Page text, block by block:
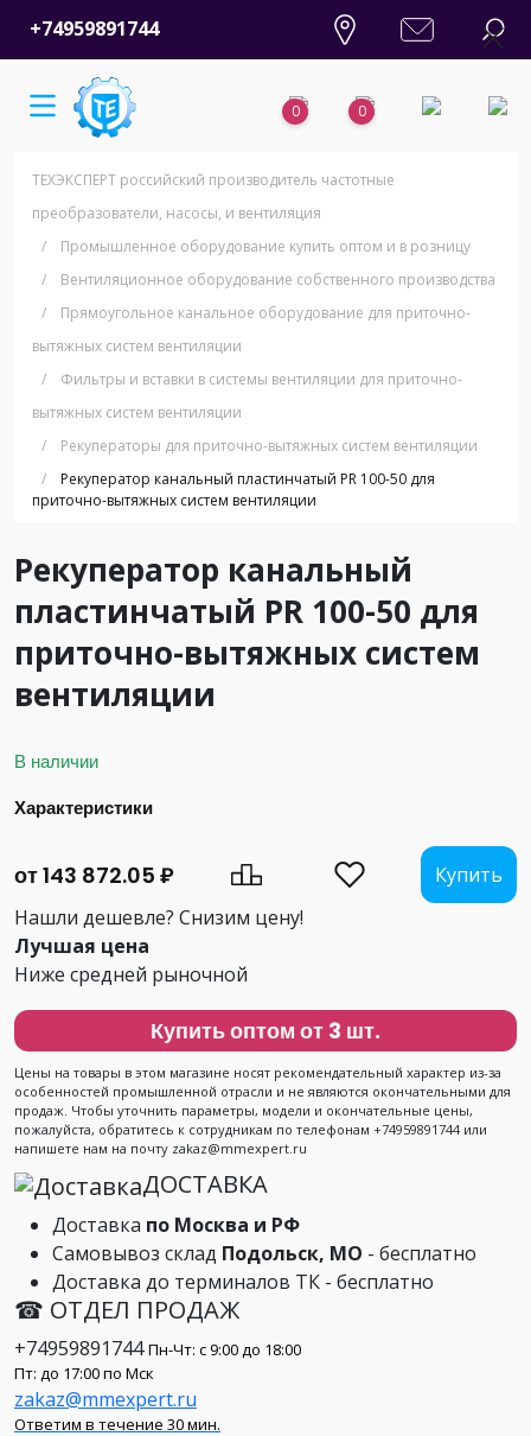
+74959891744
0 0
ТЕХЭКСПЕРТ российский производитель частотные
преобразователи, насосы, и вентиляция
/
Промышленное оборудование купить оптом и в розницу
/
Вентиляционное оборудование собственного производства
/
Прямоугольное канальное оборудование для приточно-
вытяжных систем вентиляции
/
Фильтры и вставки в системы вентиляции для приточно-
вытяжных систем вентиляции
/
Рекуператоры для приточно-вытяжных систем вентиляции
/
Рекуператор канальный пластинчатый PR 100-50 для
приточно-вытяжных систем вентиляции
Рекуператор канальный
пластинчатый PR 100-50 для
приточно-вытяжных систем
вентиляции
В наличии
Характеристики
от 143 872.05 ₽
Купить
Нашли дешевле? Снизим цену!
Лучшая цена
Ниже средней рыночной
Купить оптом от 3 шт.
Цены на товары в этом магазине носят рекомендательный характер из-за
особенностей промышленной отрасли и не являются окончательными для
продаж. Чтобы уточнить параметры, модели и окончательные цены,
пожалуйста, обратитесь к сотрудникам по телефонам +74959891744 или
напишете нам на почту zakaz@mmexpert.ru
ДОСТАВКА
Доставка по Москва и РФ
Самовывоз склад Подольск, МО - бесплатно
Доставка до терминалов ТК - бесплатно
☎ ОТДЕЛ ПРОДАЖ
+74959891744 Пн-Чт: с 9:00 до 18:00
Пт: до 17:00 по Мск
zakaz@mmexpert.ru
Ответим в течение 30 мин.